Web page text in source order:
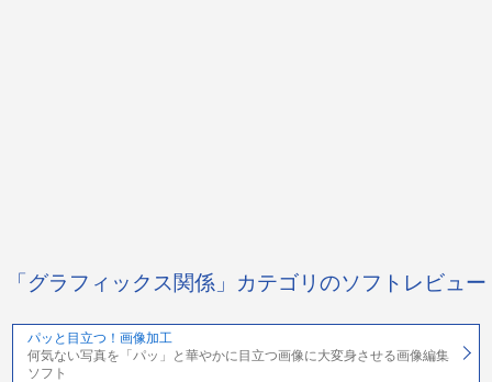
「グラフィックス関係」カテゴリのソフトレビュー
パッと目立つ！画像加工
何気ない写真を「パッ」と華やかに目立つ画像に大変身させる画像編集
ソフト